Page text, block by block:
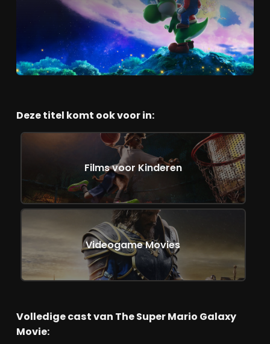
Regisseurs Horvath en Jelenic bouwen voort
op het kleurrijke universum van de eerste film,
maar kiezen dit keer voor een veel grotere
speeltuin: de sterren. Met nieuwe planeten,
oude bekenden, verrassende bondgenoten
en een flinke dosis Nintendo-magie isThe
lijkt de rust teruggekeerd in het
Paddenstoelenrijk. Maar Bowser Jr. wil koste
wat kost zijn vader bevrijden en de naam
Bowser opnieuw laten vrezen in het
universum. Hij ontvoert Prinses Rosalina om
haar krachten te gebruiken voor een
gigantisch kanon dat het heelal kan
vernietigen. Mario, Luigi, Peach, Toad, Yoshi en
een aantal onverwachte bondgenoten
vertrekken op een reis langs sterrenstelsels,
zwevende planeten en mysterieuze
werelden. Onderweg krijgen niet alleen
helden de kans om te groeien, maar blijken
Chris Pratt, Charlie Day, Anya Taylor-Joy,
Deze titel komt ook voor in:
Films voor Kinderen
Videogame Movies
Volledige cast van The Super Mario Galaxy
Movie: